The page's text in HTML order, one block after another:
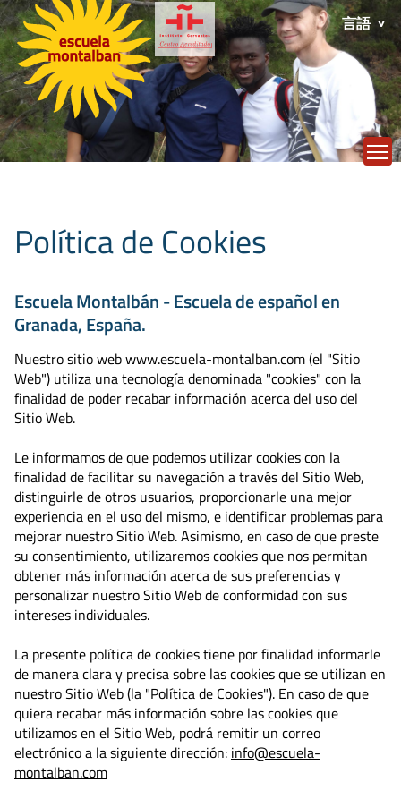
言語
Política de Cookies
Escuela Montalbán - Escuela de español en
Granada, España.
Nuestro sitio web www.escuela-montalban.com (el "Sitio
Web") utiliza una tecnología denominada "cookies" con la
finalidad de poder recabar información acerca del uso del
Sitio Web.
Le informamos de que podemos utilizar cookies con la
finalidad de facilitar su navegación a través del Sitio Web,
distinguirle de otros usuarios, proporcionarle una mejor
experiencia en el uso del mismo, e identificar problemas para
mejorar nuestro Sitio Web. Asimismo, en caso de que preste
su consentimiento, utilizaremos cookies que nos permitan
obtener más información acerca de sus preferencias y
personalizar nuestro Sitio Web de conformidad con sus
intereses individuales.
La presente política de cookies tiene por finalidad informarle
de manera clara y precisa sobre las cookies que se utilizan en
nuestro Sitio Web (la "Política de Cookies"). En caso de que
quiera recabar más información sobre las cookies que
utilizamos en el Sitio Web, podrá remitir un correo
electrónico a la siguiente dirección: info@escuela-
montalban.com